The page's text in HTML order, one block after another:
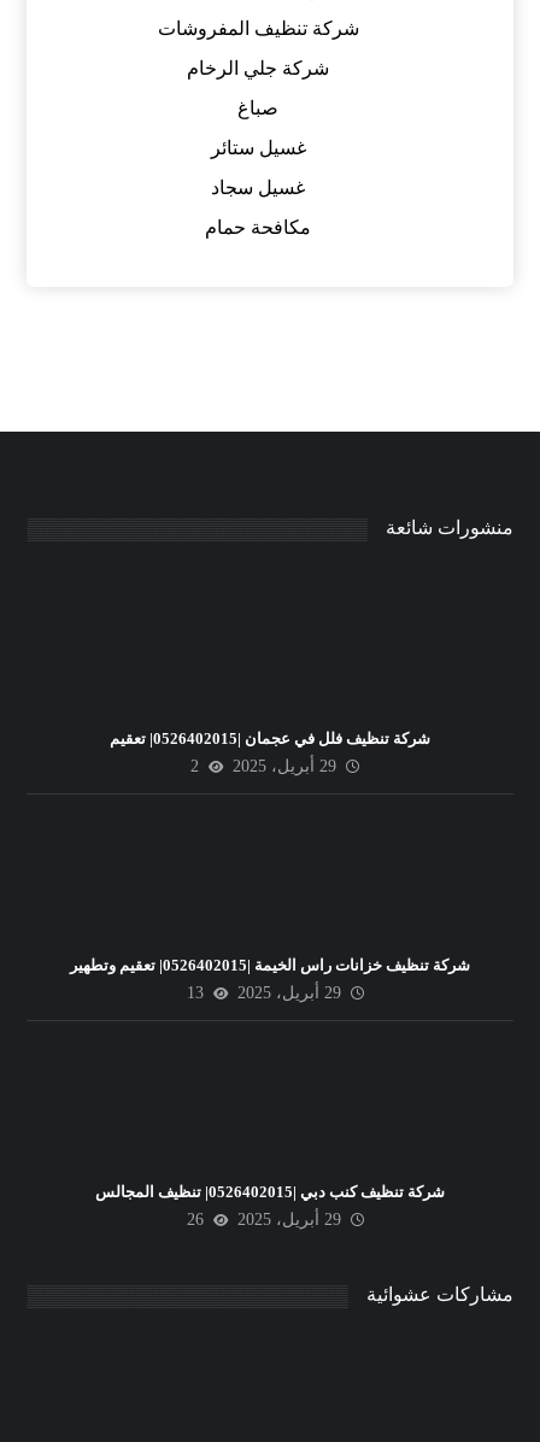
شركة تنظيف المفروشات
شركة جلي الرخام
صباغ
غسيل ستائر
غسيل سجاد
مكافحة حمام
منشورات شائعة
شركة تنظيف فلل في عجمان |0526402015| تعقيم
29 أبريل، 2025
2
شركة تنظيف خزانات راس الخيمة |0526402015| تعقيم وتطهير
29 أبريل، 2025
13
شركة تنظيف كنب دبي |0526402015| تنظيف المجالس
29 أبريل، 2025
26
مشاركات عشوائية